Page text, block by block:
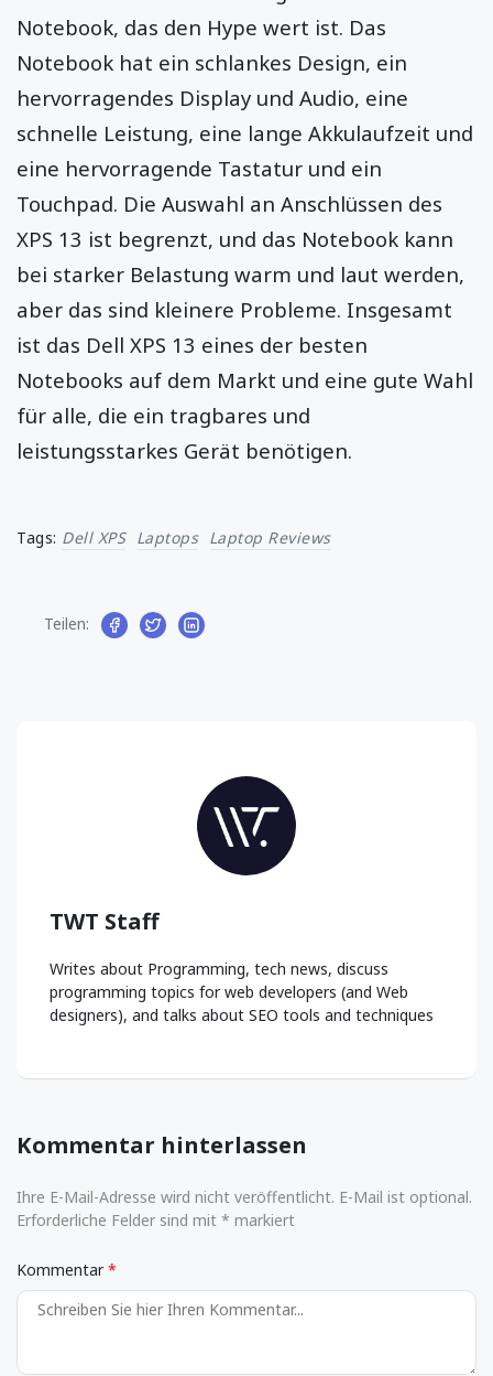
Notebook, das den Hype wert ist. Das
Notebook hat ein schlankes Design, ein
hervorragendes Display und Audio, eine
schnelle Leistung, eine lange Akkulaufzeit und
eine hervorragende Tastatur und ein
Touchpad. Die Auswahl an Anschlüssen des
XPS 13 ist begrenzt, und das Notebook kann
bei starker Belastung warm und laut werden,
aber das sind kleinere Probleme. Insgesamt
ist das Dell XPS 13 eines der besten
Notebooks auf dem Markt und eine gute Wahl
für alle, die ein tragbares und
leistungsstarkes Gerät benötigen.
Tags: Dell XPS Laptops Laptop Reviews
Teilen:
TWT Staff
Writes about Programming, tech news, discuss
programming topics for web developers (and Web
designers), and talks about SEO tools and techniques
Kommentar hinterlassen
Ihre E-Mail-Adresse wird nicht veröffentlicht. E-Mail ist optional.
Erforderliche Felder sind mit * markiert
Kommentar